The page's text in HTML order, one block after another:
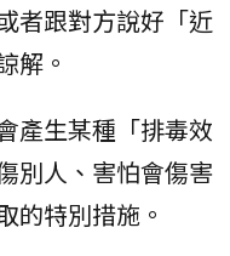
者跟對方說好「近
解。
產生某種「排毒效
別人、害怕會傷害
的特別措施。